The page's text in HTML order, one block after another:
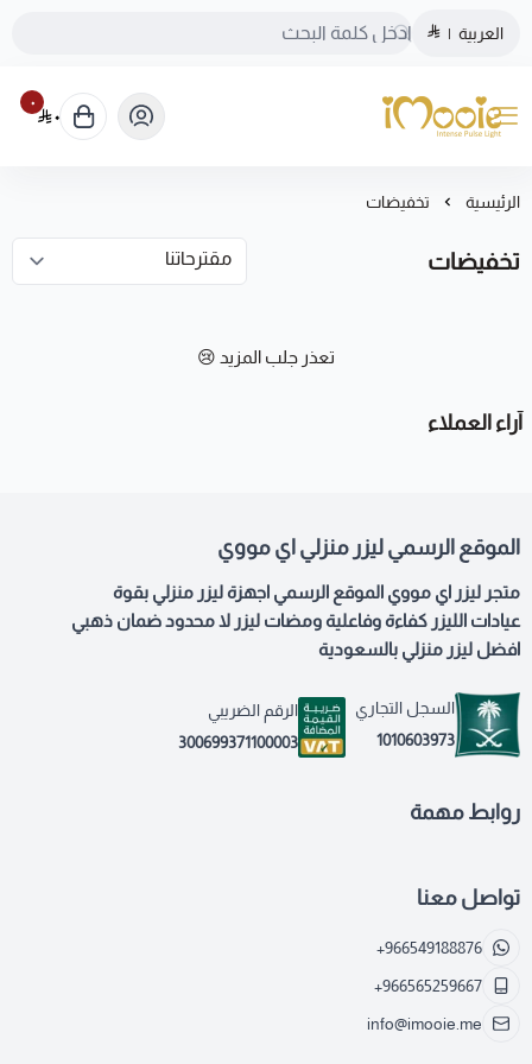
العربية |
الموقع الرسمي ليزر منزلي اي مووي
٠
٠
الرئيسية تخفيضات
تخفيضات
تعذر جلب المزيد 😢
آراء العملاء
الموقع الرسمي ليزر منزلي اي مووي
متجر ليزر اي مووي الموقع الرسمي اجهزة ليزر منزلي بقوة
عيادات الليزر كفاءة وفاعلية ومضات ليزر لا محدود ضمان ذهبي
افضل ليزر منزلي بالسعودية
السجل التجاري
1010603973
الرقم الضريبي
300699371100003
روابط مهمة
تواصل معنا
+966549188876
+966565259667
info@imooie.me